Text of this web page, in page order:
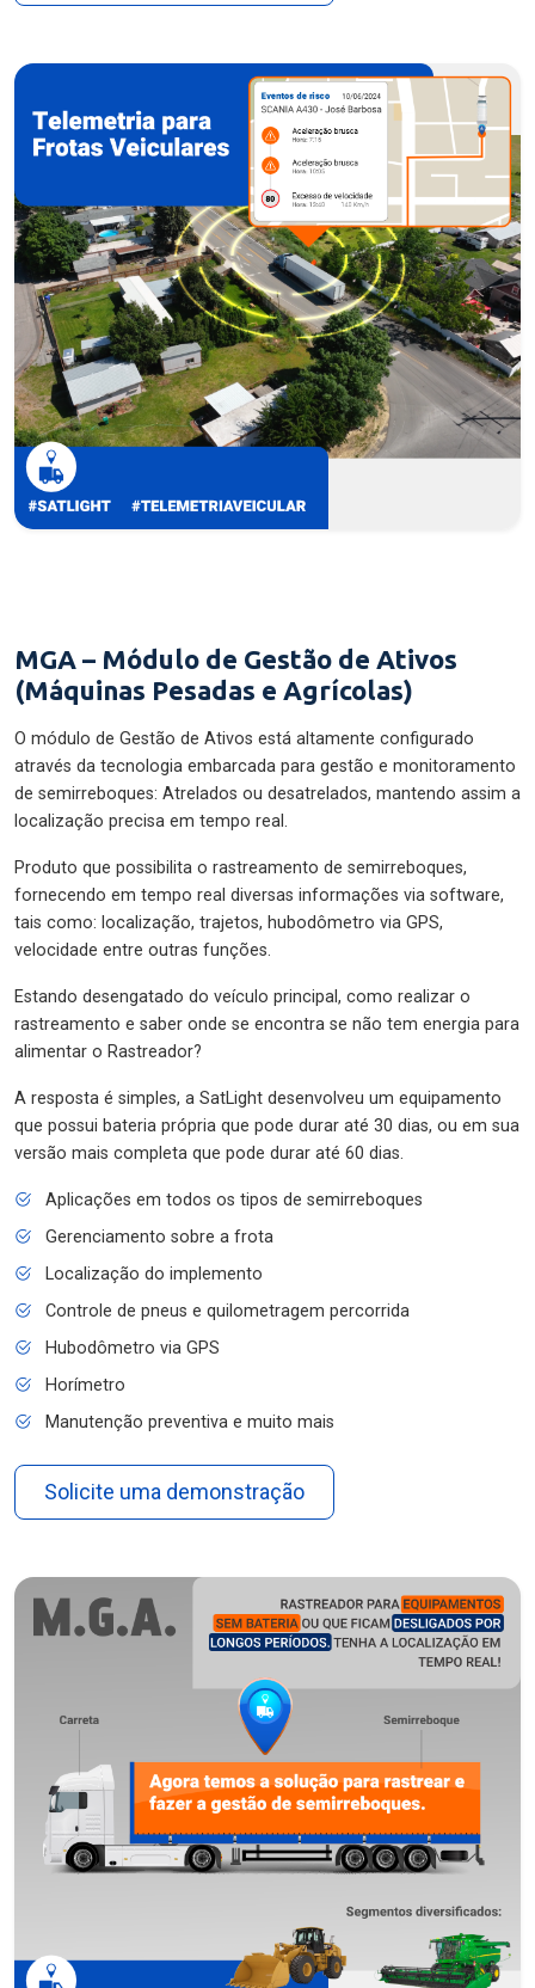
MGA – Módulo de Gestão de Ativos
(Máquinas Pesadas e Agrícolas)
O módulo de Gestão de Ativos está altamente configurado
através da tecnologia embarcada para gestão e monitoramento
de semirreboques: Atrelados ou desatrelados, mantendo assim a
localização precisa em tempo real.
Produto que possibilita o rastreamento de semirreboques,
fornecendo em tempo real diversas informações via software,
tais como: localização, trajetos, hubodômetro via GPS,
velocidade entre outras funções.
Estando desengatado do veículo principal, como realizar o
rastreamento e saber onde se encontra se não tem energia para
alimentar o Rastreador?
A resposta é simples, a SatLight desenvolveu um equipamento
que possui bateria própria que pode durar até 30 dias, ou em sua
versão mais completa que pode durar até 60 dias.
Aplicações em todos os tipos de semirreboques
Gerenciamento sobre a frota
Localização do implemento
Controle de pneus e quilometragem percorrida
Hubodômetro via GPS
Horímetro
Manutenção preventiva e muito mais
Solicite uma demonstração